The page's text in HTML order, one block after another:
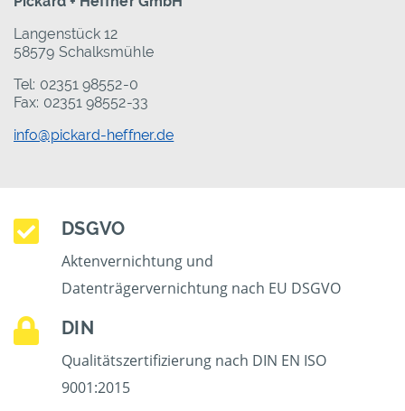
Langenstück 12
58579 Schalksmühle
Tel: 02351 98552-0
Fax: 02351 98552-33
info@pickard-heffner.de
DSGVO
Aktenvernichtung und
Datenträgervernichtung nach EU DSGVO
DIN
Qualitätszertifizierung nach DIN EN ISO
9001:2015